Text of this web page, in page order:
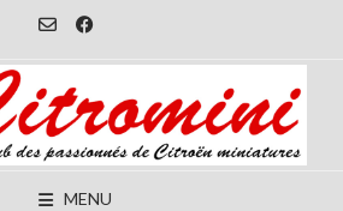
MENU